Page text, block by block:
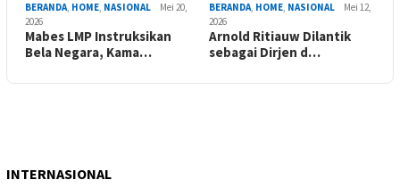
BERANDA, HOME, NASIONAL
Mei 20,
2026
Mabes LMP Instruksikan
Bela Negara, Kama…
BERANDA, HOME, NASIONAL
Mei 12,
2026
Arnold Ritiauw Dilantik
sebagai Dirjen d…
INTERNASIONAL